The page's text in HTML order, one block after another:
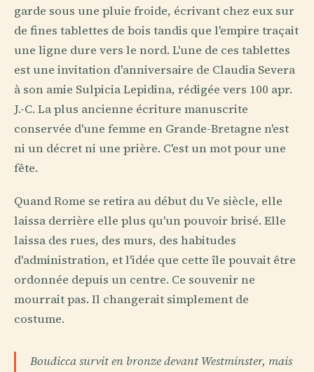
garde sous une pluie froide, écrivant chez eux sur
de fines tablettes de bois tandis que l'empire traçait
une ligne dure vers le nord. L'une de ces tablettes
est une invitation d'anniversaire de Claudia Severa
à son amie Sulpicia Lepidina, rédigée vers 100 apr.
J.-C. La plus ancienne écriture manuscrite
conservée d'une femme en Grande-Bretagne n'est
ni un décret ni une prière. C'est un mot pour une
fête.
Quand Rome se retira au début du Ve siècle, elle
laissa derrière elle plus qu'un pouvoir brisé. Elle
laissa des rues, des murs, des habitudes
d'administration, et l'idée que cette île pouvait être
ordonnée depuis un centre. Ce souvenir ne
mourrait pas. Il changerait simplement de
costume.
Boudicca survit en bronze devant Westminster, mais